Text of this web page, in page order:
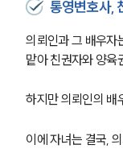
통영변호사,
의뢰인과 그 배우자
맡아 친권자와 양육
하지만 의뢰인의 배
이에 자녀는 결국,